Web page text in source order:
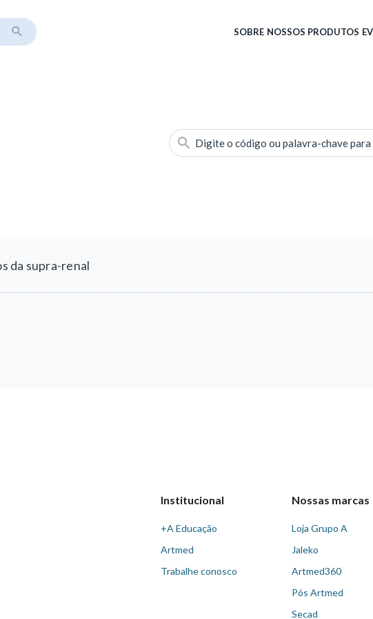
SOBRE NOSSOS PRODUTOS
Digite o código ou palavra-chave
da supra-renal
Institucional
+A Educação
Artmed
Trabalhe conosco
Nossas marcas
Loja Grupo A
Jaleko
Artmed360
Pós Artmed
Secad